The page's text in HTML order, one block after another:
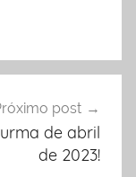
post
de abril
de 2023!